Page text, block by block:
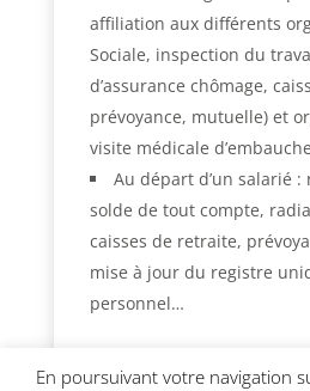
affiliation aux différents
Sociale, inspection du
d’assurance chômage,
prévoyance, mutuelle) et
visite médicale
Au départ d’un salarié
solde de tout compte,
caisses de retraite,
mise à jour du registre
personnel…
En poursuivant votre navigation